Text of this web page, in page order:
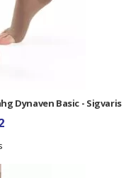
Dynaven Basic - Sigvaris